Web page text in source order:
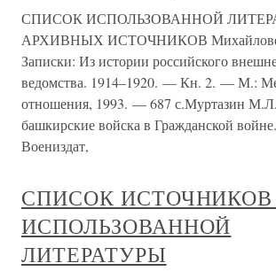
СПИСОК ИСПОЛЬЗОВАННОЙ
АРХИВНЫХ ИСТОЧНИКОВ
Записки: Из истории российского
ведомства. 1914–1920. — Кн. 2. — М.:
отношения, 1993. — 687 с.Муртазин
башкирские войска в Гражданской
Воениздат,
СПИСОК
ИСПОЛЬЗОВАННОЙ
ЛИТЕРАТУРЫ